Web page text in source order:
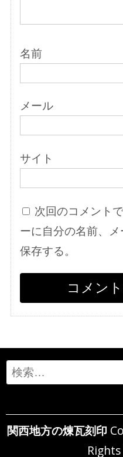
名前
メール
サイト
次回のコメント
ーに自分の名前、
保存する。
Search
for:
関西地方の煉瓦刻印